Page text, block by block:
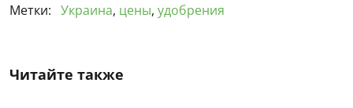
Метки: Украина, цены, удобрения
Читайте также